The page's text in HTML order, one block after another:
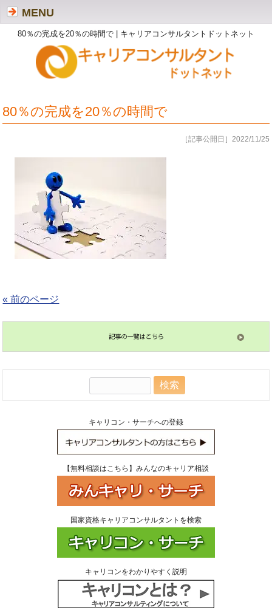
80％の完成を20％の時間で | キャリアコンサルタントドットネット
MENU
80％の完成を20％の時間で
［記事公開日］2022/11/25
« 前のページ
キャリコン・サーチへの登録
【無料相談はこちら】みんなのキャリア相談
国家資格キャリアコンサルタントを検索
キャリコンをわかりやすく説明